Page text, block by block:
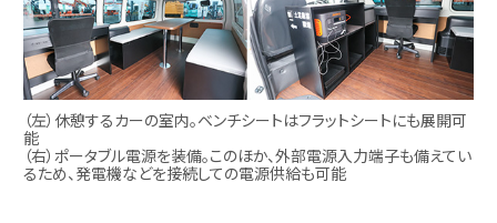
（左）休憩するカーの室内。ベンチシートはフラットシートにも展開可
能
（右）ポータブル電源を装備。このほか、外部電源入力端子も備えてい
るため、発電機などを接続しての電源供給も可能